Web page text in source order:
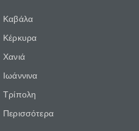
Καβάλα
Κέρκυρα
Χανιά
Ιωάννινα
Τρίπολη
Περισσότερα